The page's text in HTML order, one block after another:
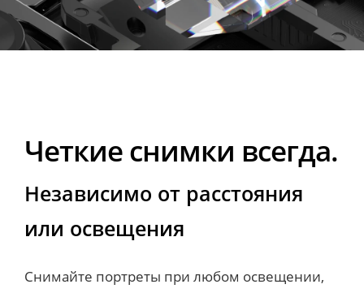
Снимайте портреты при любом освещении,
Независимо от расстояния
или освещения
Четкие снимки всегда.
Снимайте портреты при любом освещении,
Независимо от расстояния
или освещения
Четкие снимки всегда.